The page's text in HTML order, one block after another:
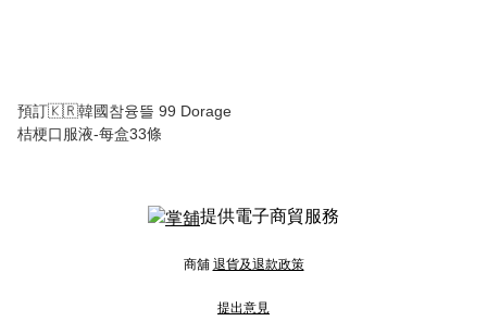
預訂🇰🇷韓國참융뜰 99 Dorage
桔梗口服液-每盒33條
提供電子商貿服務
商舖 退貨及退款政策
提出意見